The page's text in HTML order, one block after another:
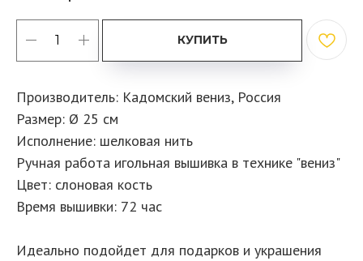
КУПИТЬ
Производитель: Кадомский вениз, Россия
Размер: Ø 25 см
Исполнение: шелковая нить
Ручная работа игольная вышивка в технике "вениз"
Цвет: слоновая кость
Время вышивки: 72 час
Идеально подойдет для подарков и украшения